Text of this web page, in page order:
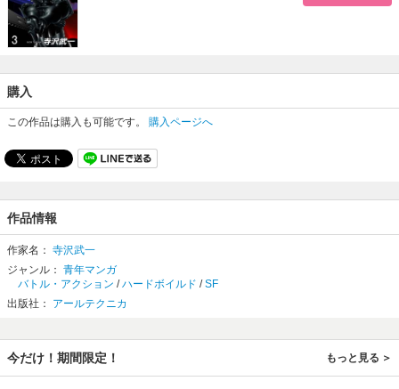
購入
この作品は購入も可能です。 購入ページへ
作品情報
作家名： 寺沢武一
ジャンル： 青年マンガ
バトル・アクション /ハードボイルド /SF
出版社： アールテクニカ
今だけ！期間限定！ もっと見る